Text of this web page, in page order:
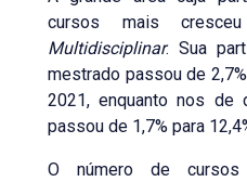
cursos mais
Multidisciplinar. Sua
mestrado passou de
2021, enquanto nos de
passou de 1,7% para
O número de